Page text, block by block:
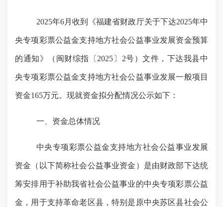
2025年6月收到 《福建省财政厅关于下达2025年中
央专项彩票公益金支持地方社会公益事业发展资金预算
的通知》 （闽财综指〔 2025〕2号）文件，下达我县中
央专项彩票公益金支持地方社会公益事业发展一般项目
资金165万元。现就资金拟分配情况公示如下：
一、资金总体情况
中央专项彩票公益金支持地方社会公益事业发展
资金 （以下简称社会公益事业资金）是由财政部下达统
筹安排用于补助我省社会公益事业的中央专项彩票公益
金，用于支持革命老区县，特别是原中央苏区县社会公